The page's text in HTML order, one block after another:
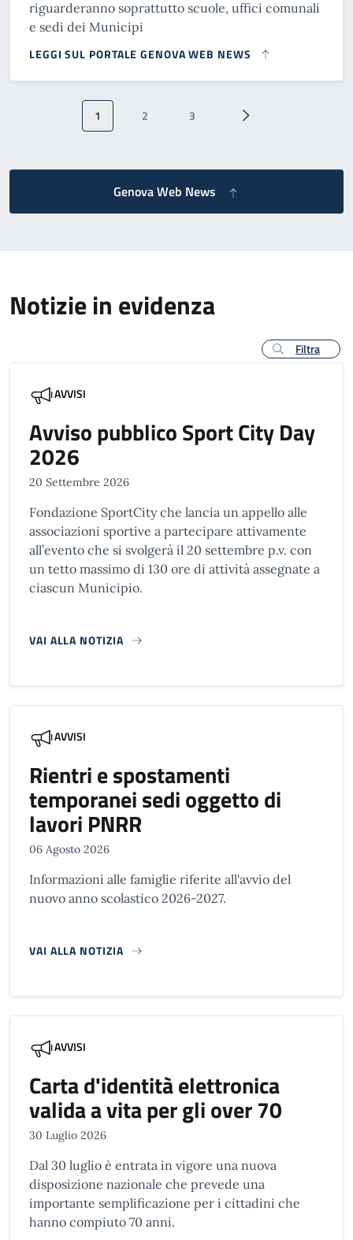
riguarderanno soprattutto scuole, uffici comunali
e sedi dei Municipi
LEGGI SUL PORTALE GENOVA WEB NEWS
Paginazione
Pagina attuale
1 Pagina
2 Pagina
3 Pagina successiva
Genova Web News
Notizie in evidenza
Filtra
AVVISI
Avviso pubblico Sport City Day
2026
20 Settembre 2026
Fondazione SportCity che lancia un appello alle
associazioni sportive a partecipare attivamente
all’evento che si svolgerà il 20 settembre p.v. con
un tetto massimo di 130 ore di attività assegnate a
ciascun Municipio.
VAI ALLA NOTIZIA
AVVISI
Rientri e spostamenti
temporanei sedi oggetto di
lavori PNRR
06 Agosto 2026
Informazioni alle famiglie riferite all'avvio del
nuovo anno scolastico 2026-2027.
VAI ALLA NOTIZIA
AVVISI
Carta d'identità elettronica
valida a vita per gli over 70
30 Luglio 2026
Dal 30 luglio è entrata in vigore una nuova
disposizione nazionale che prevede una
importante semplificazione per i cittadini che
hanno compiuto 70 anni.